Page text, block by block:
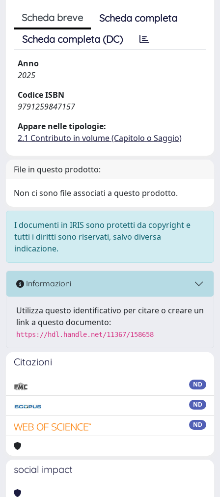
Scheda breve
Scheda completa
Scheda completa (DC)
Anno
2025
Codice ISBN
9791259847157
Appare nelle tipologie:
2.1 Contributo in volume (Capitolo o Saggio)
File in questo prodotto:
Non ci sono file associati a questo prodotto.
I documenti in IRIS sono protetti da copyright e
tutti i diritti sono riservati, salvo diversa
indicazione.
Informazioni
Utilizza questo identificativo per citare o creare un
link a questo documento:
https://hdl.handle.net/11367/158658
Citazioni
ND
ND
ND
social impact